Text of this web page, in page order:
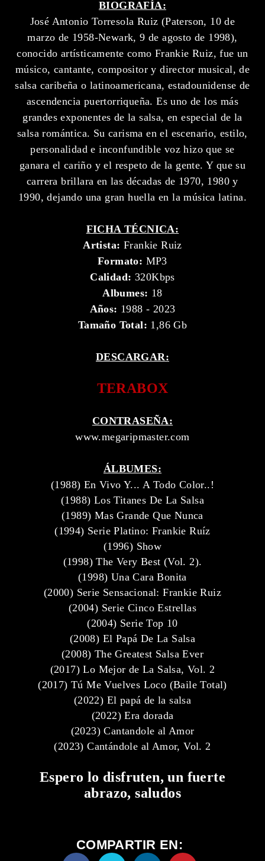
BIOGRAFÍA:
José Antonio Torresola Ruiz (Paterson, 10 de
marzo de 1958-Newark, 9 de agosto de 1998),
conocido artísticamente como Frankie Ruiz, fue un
músico, cantante, compositor y director musical, de
salsa caribeña o latinoamericana, estadounidense de
ascendencia puertorriqueña. Es uno de los más
grandes exponentes de la salsa, en especial de la
salsa romántica. Su carisma en el escenario, estilo,
personalidad e inconfundible voz hizo que se
ganara el cariño y el respeto de la gente. Y que su
carrera brillara en las décadas de 1970, 1980 y
1990, dejando una gran huella en la música latina.
FICHA TÉCNICA:
Artista: Frankie Ruiz
Formato: MP3
Calidad: 320Kbps
Albumes: 18
Años: 1988 - 2023
Tamaño Total: 1,86 Gb
DESCARGAR:
TERABOX
CONTRASEÑA:
www.megaripmaster.com
ÁLBUMES:
(1988) En Vivo Y... A Todo Color..!
(1988) Los Titanes De La Salsa
(1989) Mas Grande Que Nunca
(1994) Serie Platino: Frankie Ruíz
(1996) Show
(1998) The Very Best (Vol. 2).
(1998) Una Cara Bonita
(2000) Serie Sensacional: Frankie Ruiz
(2004) Serie Cinco Estrellas
(2004) Serie Top 10
(2008) El Papá De La Salsa
(2008) The Greatest Salsa Ever
(2017) Lo Mejor de La Salsa, Vol. 2
(2017) Tú Me Vuelves Loco (Baile Total)
(2022) El papá de la salsa
(2022) Era dorada
(2023) Cantandole al Amor
(2023) Cantándole al Amor, Vol. 2
Espero lo disfruten, un fuerte
abrazo, saludos
COMPARTIR EN: